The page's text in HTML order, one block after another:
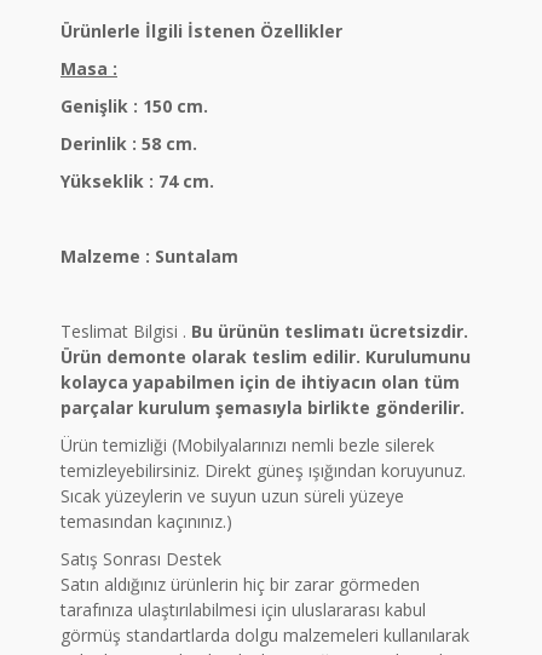
Ürünlerle İlgili İstenen Özellikler
Masa :
Genişlik : 150 cm.
Derinlik : 58 cm.
Yükseklik : 74 cm.
Malzeme : Suntalam
Teslimat Bilgisi . Bu ürünün teslimatı ücretsizdir.
Ürün demonte olarak teslim edilir. Kurulumunu
kolayca yapabilmen için de ihtiyacın olan tüm
parçalar kurulum şemasıyla birlikte gönderilir.
Ürün temizliği (Mobilyalarınızı nemli bezle silerek
temizleyebilirsiniz. Direkt güneş ışığından koruyunuz.
Sıcak yüzeylerin ve suyun uzun süreli yüzeye
temasından kaçınınız.)
Satış Sonrası Destek
Satın aldığınız ürünlerin hiç bir zarar görmeden
tarafınıza ulaştırılabilmesi için uluslararası kabul
görmüş standartlarda dolgu malzemeleri kullanılarak